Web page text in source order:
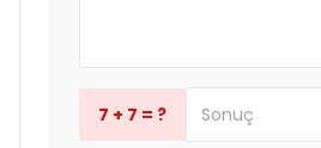
7 + 7 = ?